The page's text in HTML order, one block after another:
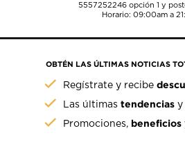
5557252246opción 1 y
Horario: 09:00am a
OBTÉN LAS ÚLTIMAS NOTICIAS
Regístrate y recibe
Las últimastendencias y
Promociones, beneficios